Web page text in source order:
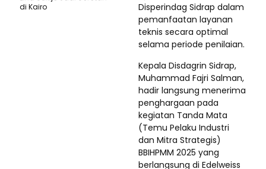
Disperindag Sidrap dalam
pemanfaatan layanan
teknis secara optimal
selama periode penilaian.
Kepala Disdagrin Sidrap,
Muhammad Fajri Salman,
hadir langsung menerima
penghargaan pada
kegiatan Tanda Mata
(Temu Pelaku Industri
dan Mitra Strategis)
BBIHPMM 2025 yang
berlangsung di Edelweiss
di Kairo